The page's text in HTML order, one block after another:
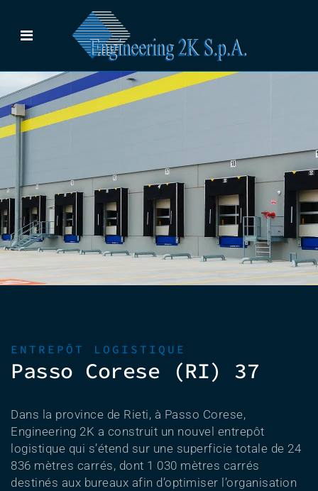
ENTREPÔT LOGISTIQUE
Passo Corese (RI) 37
Dans la province de Rieti, à Passo Corese,
Engineering 2K a construit un nouvel entrepôt
logistique qui s’étend sur une superficie totale de 24
836 mètres carrés, dont 1 030 mètres carrés
destinés aux bureaux afin d’optimiser l’organisation